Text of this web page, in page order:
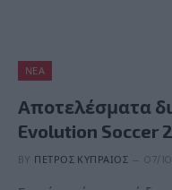
ΝΈΑ
Αποτελέσματα
Evolution Soccer
BY ΠΈΤΡΟΣ ΚΥΠΡΑΊΟΣ 07/